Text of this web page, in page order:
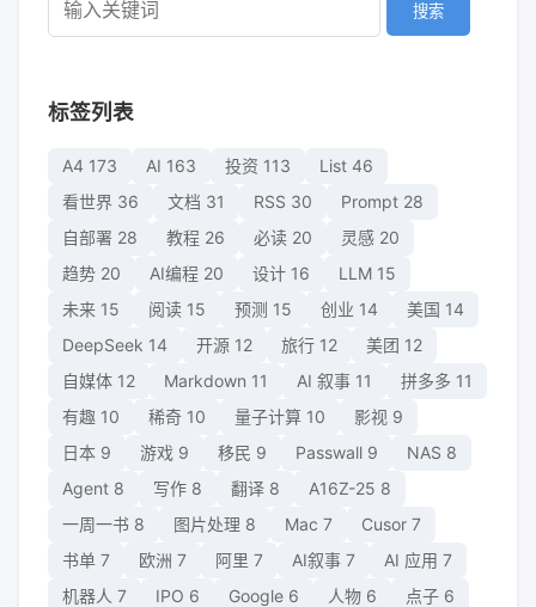
搜索
标签列表
A4 173 AI 163 投资 113 List 46
看世界 36 文档 31 RSS 30 Prompt 28
自部署 28 教程 26 必读 20 灵感 20
趋势 20 AI编程 20 设计 16 LLM 15
未来 15 阅读 15 预测 15 创业 14 美国 14
DeepSeek 14 开源 12 旅行 12 美团 12
自媒体 12 Markdown 11 AI 叙事 11 拼多多 11
有趣 10 稀奇 10 量子计算 10 影视 9
日本 9 游戏 9 移民 9 Passwall 9 NAS 8
Agent 8 写作 8 翻译 8 A16Z-25 8
一周一书 8 图片处理 8 Mac 7 Cusor 7
书单 7 欧洲 7 阿里 7 AI叙事 7 AI 应用 7
机器人 7 IPO 6 Google 6 人物 6 点子 6